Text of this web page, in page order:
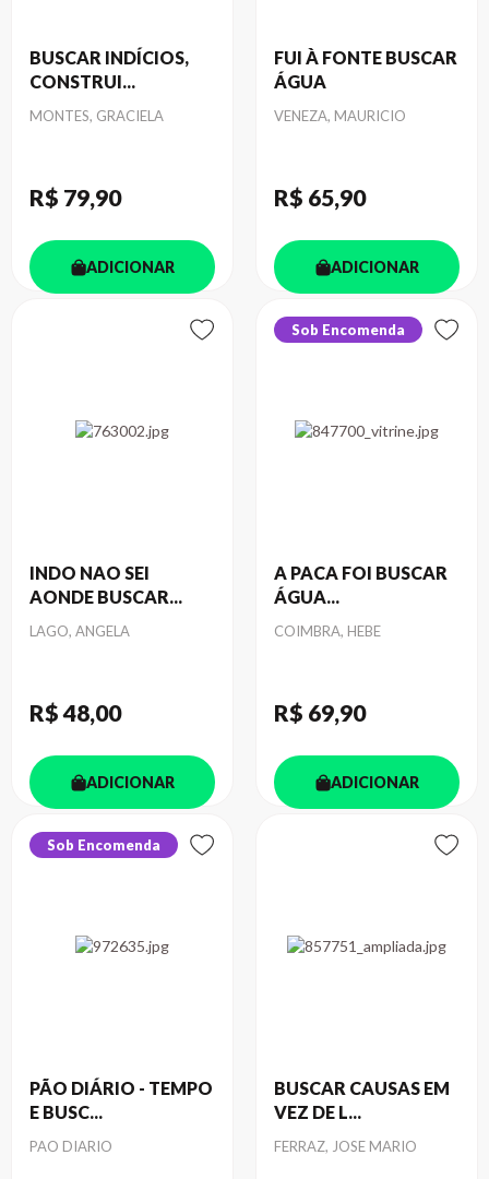
BUSCAR INDÍCIOS,
CONSTRUI...
Autor
MONTES, GRACIELA
R$ 79,90
ADICIONAR
FUI À FONTE BUSCAR
ÁGUA
Autor
VENEZA, MAURICIO
R$ 65,90
ADICIONAR
INDO NAO SEI
AONDE BUSCAR...
Autor
LAGO, ANGELA
R$ 48,00
ADICIONAR
Sob Encomenda
A PACA FOI BUSCAR
ÁGUA...
Autor
COIMBRA, HEBE
R$ 69,90
ADICIONAR
Sob Encomenda
PÃO DIÁRIO - TEMPO
E BUSC...
Autor
PAO DIARIO
BUSCAR CAUSAS EM
VEZ DE L...
Autor
FERRAZ, JOSE MARIO